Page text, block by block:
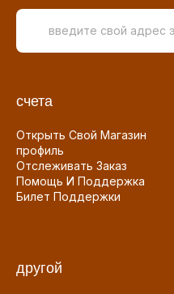
счета
Открыть Свой Магазин
профиль
Отслеживать Заказ
Помощь И Поддержка
Билет Поддержки
другой